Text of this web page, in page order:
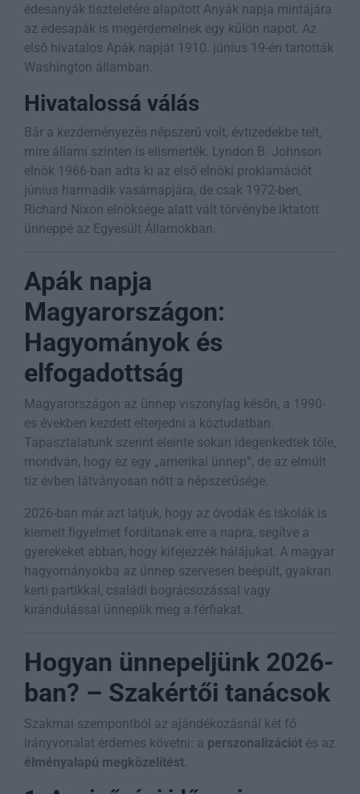
édesanyák tiszteletére alapított Anyák napja mintájára
az édesapák is megérdemelnek egy külön napot. Az
első hivatalos Apák napját 1910. június 19-én tartották
Washington államban.
Hivatalossá válás
Bár a kezdeményezés népszerű volt, évtizedekbe telt,
mire állami szinten is elismerték. Lyndon B. Johnson
elnök 1966-ban adta ki az első elnöki proklamációt
június harmadik vasárnapjára, de csak 1972-ben,
Richard Nixon elnöksége alatt vált törvénybe iktatott
ünneppé az Egyesült Államokban.
Apák napja
Magyarországon:
Hagyományok és
elfogadottság
Magyarországon az ünnep viszonylag későn, a 1990-
es években kezdett elterjedni a köztudatban.
Tapasztalatunk szerint eleinte sokan idegenkedtek tőle,
mondván, hogy ez egy „amerikai ünnep”, de az elmúlt
tíz évben látványosan nőtt a népszerűsége.
2026-ban már azt látjuk, hogy az óvodák és iskolák is
kiemelt figyelmet fordítanak erre a napra, segítve a
gyerekeket abban, hogy kifejezzék hálájukat. A magyar
hagyományokba az ünnep szervesen beépült, gyakran
kerti partikkal, családi bográcsozással vagy
kirándulással ünneplik meg a férfiakat.
Hogyan ünnepeljünk 2026-
ban? – Szakértői tanácsok
Szakmai szempontból az ajándékozásnál két fő
irányvonalat érdemes követni: a perszonalizációt és az
élményalapú megközelítést